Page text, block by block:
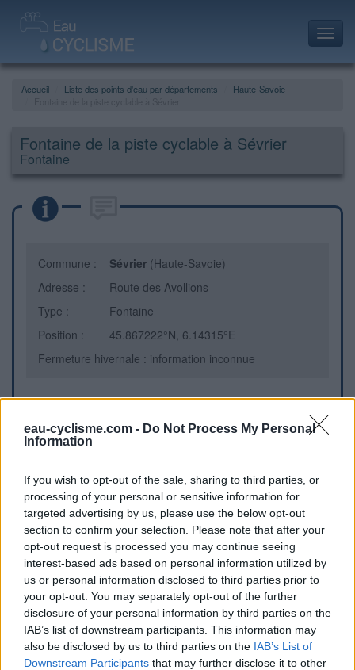
eau-cyclisme.com - Do Not Process My Personal
Information
If you wish to opt-out of the sale, sharing to third parties, or
processing of your personal or sensitive information for
targeted advertising by us, please use the below opt-out
section to confirm your selection. Please note that after your
opt-out request is processed you may continue seeing
interest-based ads based on personal information utilized by
us or personal information disclosed to third parties prior to
your opt-out. You may separately opt-out of the further
disclosure of your personal information by third parties on the
IAB’s list of downstream participants. This information may
also be disclosed by us to third parties on the IAB’s List of
Downstream Participants that may further disclose it to other
Accueil Liste des points d'eau par départements
Haute-Savoie
Fontaine de la piste cyclable à Sévrier
Fontaine
Commune : Sévrier (Haute-Savoie)
Adresse :
Route des Avollions
Type :
Fontaine
Position :
45.867222°N, 6.14315°E
Fermeture hivernale : information inconnue
À côté de la piste cyclable
Repères visuels
Afficher la carte